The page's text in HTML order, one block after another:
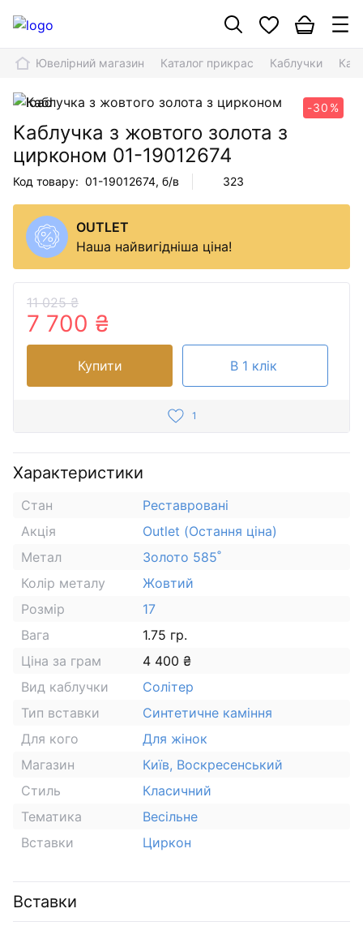
Ювелірний магазин Каталог прикрас Каблучки
-30%
Каблучка з жовтого золота з
цирконом 01-19012674
Код товару: 01-19012674, б/в 323
OUTLET
Наша найвигідніша ціна!
11 025 ₴
7 700 ₴
Купити В 1 клік
1
Характеристики
Стан
Реставровані
Акція
Outlet (Остання ціна)
Метал
Золото 585˚
Колір металу
Жовтий
Розмір
17
Вага
1.75 гр.
Ціна за грам
4 400 ₴
Вид каблучки
Солітер
Тип вставки
Синтетичне каміння
Для кого
Для жінок
Магазин
Київ, Воскресенський
Стиль
Класичний
Тематика
Весільне
Вставки
Циркон
Вставки